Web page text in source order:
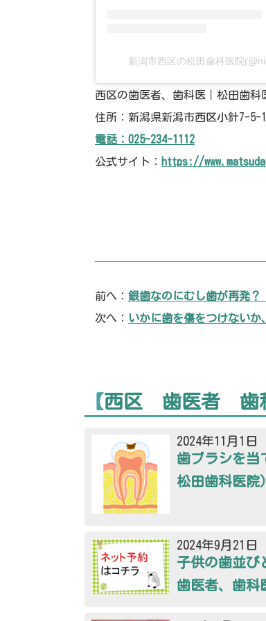
新潟市西区の松田歯科医院
西区の歯医者、歯科医｜松田歯
住所：新潟県新潟市西区小針7-5-
電話：025-234-1112
公式サイト： https://
前へ： 銀歯なのにむし歯が再発？
次へ： いかに歯を傷をつけない
【西区 歯医者 歯
2024年11月1日
歯ブラシを当
松田歯科医院
2024年9月21日
子供の歯並び
歯医者、歯科